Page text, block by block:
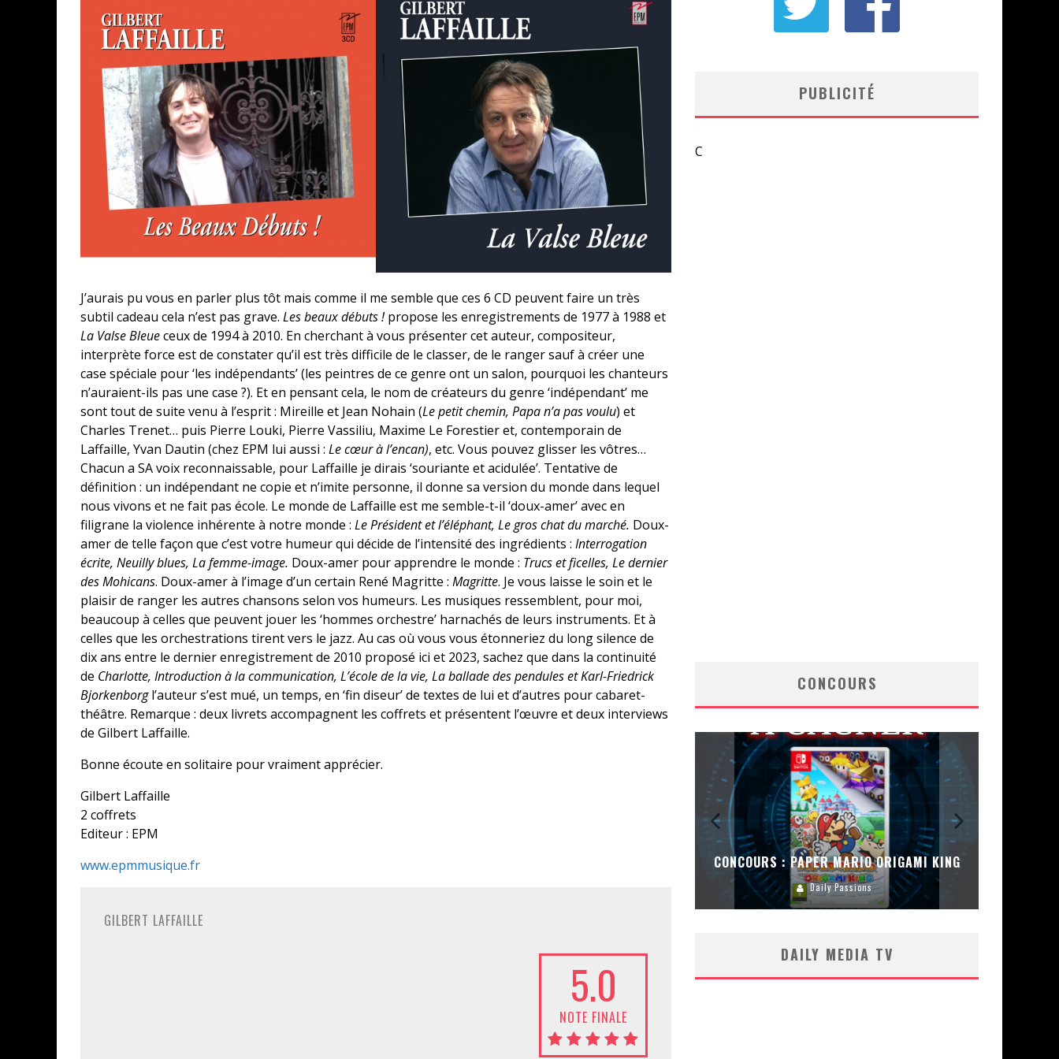
J’aurais pu vous en parler plus tôt mais comme il me semble que ces 6 CD peuvent faire un très
subtil cadeau cela n’est pas grave. Les beaux débuts !propose les enregistrements de 1977 à 1988 et
La Valse Bleueceux de 1994 à 2010. En cherchant à vous présenter cet auteur, compositeur,
interprète force est de constater qu’il est très difficile de le classer, de le ranger sauf à créer une
case spéciale pour ‘les indépendants’ (les peintres de ce genre ont un salon, pourquoi les chanteurs
n’auraient-ils pas une case ?). Et en pensant cela, le nom de créateurs du genre ‘indépendant’ me
sont tout de suite venu à l’esprit : Mireille et Jean Nohain (Le petit chemin, Papa n’a pas voulu) et
Charles Trenet… puis Pierre Louki, Pierre Vassiliu, Maxime Le Forestier et, contemporain de
Laffaille, Yvan Dautin (chez EPM lui aussi : Le cœur à l’encan), etc. Vous pouvez glisser les vôtres…
Chacun a SA voix reconnaissable, pour Laffaille je dirais ‘souriante et acidulée’. Tentative de
définition : un indépendant ne copie et n’imite personne, il donne sa version du monde dans lequel
nous vivons et ne fait pas école. Le monde de Laffaille est me semble-t-il ‘doux-amer’ avec en
filigrane la violence inhérente à notre monde : Le Président et l’éléphant, Le gros chat du marché. Doux-
amer de telle façon que c’est votre humeur qui décide de l’intensité des ingrédients : Interrogation
écrite, Neuilly blues, La femme-image. Doux-amer pour apprendre le monde : Trucs et ficelles, Le dernier
des Mohicans. Doux-amer à l’image d’un certain René Magritte : Magritte. Je vous laisse le soin et le
plaisir de ranger les autres chansons selon vos humeurs. Les musiques ressemblent, pour moi,
beaucoup à celles que peuvent jouer les ‘hommes orchestre’ harnachés de leurs instruments. Et à
celles que les orchestrations tirent vers le jazz. Au cas où vous vous étonneriez du long silence de
dix ans entre le dernier enregistrement de 2010 proposé ici et 2023, sachez que dans la continuité
de Charlotte, Introduction à la communication, L’école de la vie, La ballade des pendules et Karl-Friedrick
Bjorkenborgl’auteur s’est mué, un temps, en ‘fin diseur’ de textes de lui et d’autres pour cabaret-
théâtre. Remarque : deux livrets accompagnent les coffrets et présentent l’œuvre et deux interviews
de Gilbert Laffaille.
Bonne écoute en solitaire pour vraiment apprécier.
Gilbert Laffaille
2 coffrets
Editeur : EPM
www.epmmusique.fr
GILBERT LAFFAILLE
5.0
NOTE FINALE
PUBLICITÉ
C
CONCOURS
CONCOURS : PAPER MARIO ORIGAMI KING
Daily Passions
DAILY MEDIA TV